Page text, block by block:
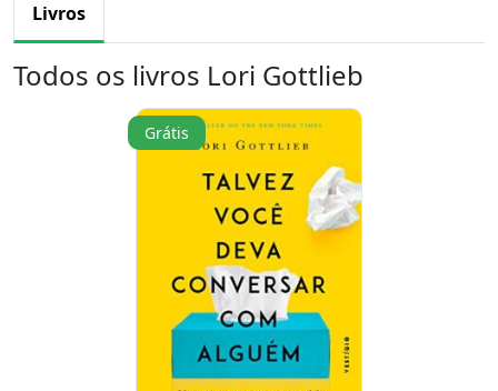
Livros
Todos os livros Lori Gottlieb
Grátis